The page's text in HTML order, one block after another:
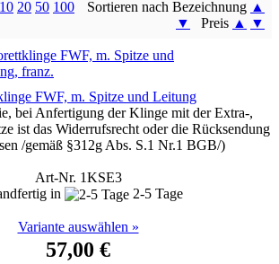
10 20 50 100 Sortieren nach Bezeichnung ▲
▼
Preis ▲ ▼
FWF, m. Spitze und Leitung
bei Anfertigung der Klinge mit der Extra-,
ist das Widerrufsrecht oder die Rücksendung
/gemäß §312g Abs. S.1 Nr.1 BGB/)
Art-Nr. 1KSE3
in
2-5 Tage
Variante auswählen »
57,00 €